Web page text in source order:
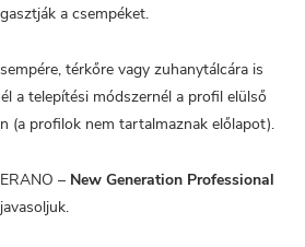
a csempéket.
térkőre vagy zuhanytálcára is
a telepítési módszernél a profil elülső
(a profilok nem tartalmaznak előlapot).
– New Generation Professional